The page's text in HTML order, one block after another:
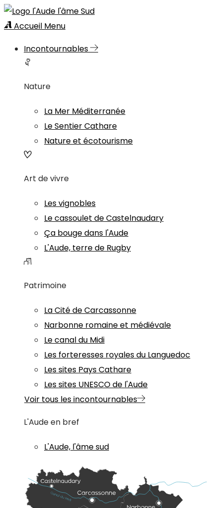
Accueil Menu
Incontournables
Nature
La Mer Méditerranée
Le Sentier Cathare
Nature et écotourisme
Art de vivre
Les vignobles
Le cassoulet de Castelnaudary
Ça bouge dans l'Aude
L'Aude, terre de Rugby
Patrimoine
La Cité de Carcassonne
Narbonne romaine et médiévale
Le canal du Midi
Les forteresses royales du Languedoc
Les sites Pays Cathare
Les sites UNESCO de l'Aude
Voir tous les incontournables
L'Aude en bref
L'Aude, l'âme sud